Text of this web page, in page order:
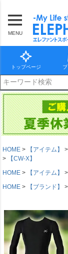
MENU
トップページ
HOME 【アイテム】
【CW-X】
HOME
【アイテム】
HOME
【ブランド】